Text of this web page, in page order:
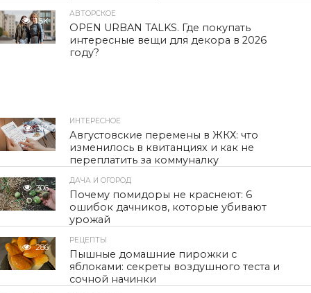
1.5K
АВТОРСКОЕ
OPEN URBAN TALKS. Где покупать
интересные вещи для декора в 2026
году?
312
ИНТЕРЕСНОЕ
Августовские перемены в ЖКХ: что
изменилось в квитанциях и как не
переплатить за коммуналку
306
ДАЧА И ОГОРОД
Почему помидоры не краснеют: 6
ошибок дачников, которые убивают
урожай
286
РЕЦЕПТЫ
Пышные домашние пирожки с
яблоками: секреты воздушного теста и
сочной начинки